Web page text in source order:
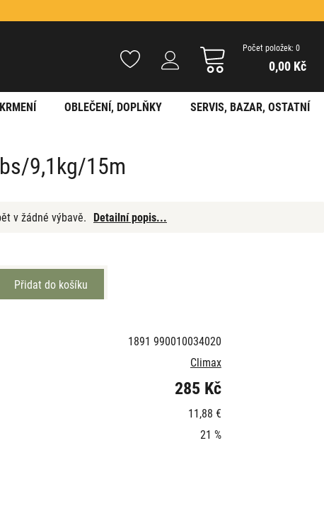
Počet položek: 0
0,00 Kč
KRMENÍ OBLEČENÍ, DOPLŇKY SERVIS, BAZAR, OSTATNÍ
9,1kg/15m
v žádné výbavě. Detailní popis...
1891 990010034020
Climax
285 Kč
11,88 €
21 %